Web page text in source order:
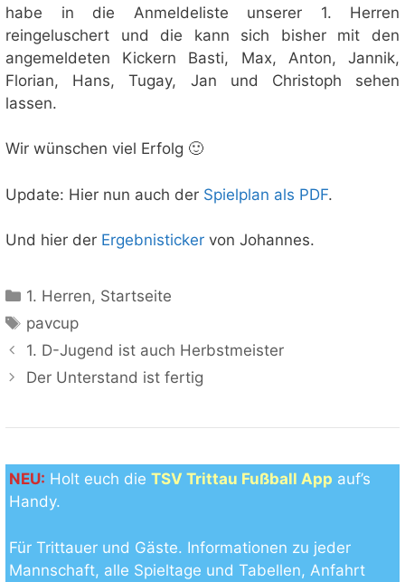
habe in die Anmeldeliste unserer 1. Herren
reingeluschert und die kann sich bisher mit den
angemeldeten Kickern Basti, Max, Anton, Jannik,
Florian, Hans, Tugay, Jan und Christoph sehen
lassen.
Wir wünschen viel Erfolg 🙂
Update: Hier nun auch der Spielplan als PDF.
Und hier der Ergebnisticker von Johannes.
Kategorien
1. Herren, Startseite
Schlagwörter
pavcup
1. D-Jugend ist auch Herbstmeister
Der Unterstand ist fertig
NEU: Holt euch die TSV Trittau Fußball App auf’s
Handy.
Für Trittauer und Gäste. Informationen zu jeder
Mannschaft, alle Spieltage und Tabellen, Anfahrt